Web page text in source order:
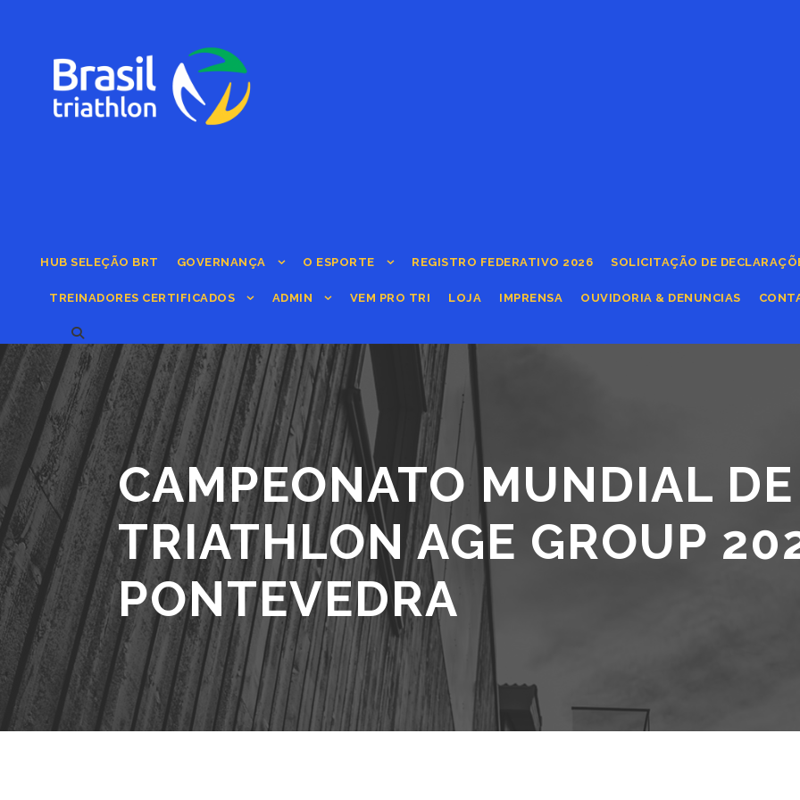
HUB SELEÇÃO BRT GOVERNANÇA O ESPORTE REGISTRO FEDERATIVO 2026 SOLICITAÇÃO DE
TREINADORES CERTIFICADOS ADMIN VEM PRO TRI LOJA IMPRENSA OUVIDORIA & DENUNCIAS
CAMPEONATO MUNDIAL DE
TRIATHLON AGE GROUP
PONTEVEDRA